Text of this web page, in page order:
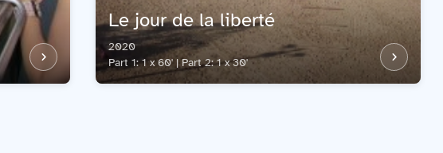
Le jour de la liberté
2020
Part 1: 1 x 60' | Part 2: 1 x 30'